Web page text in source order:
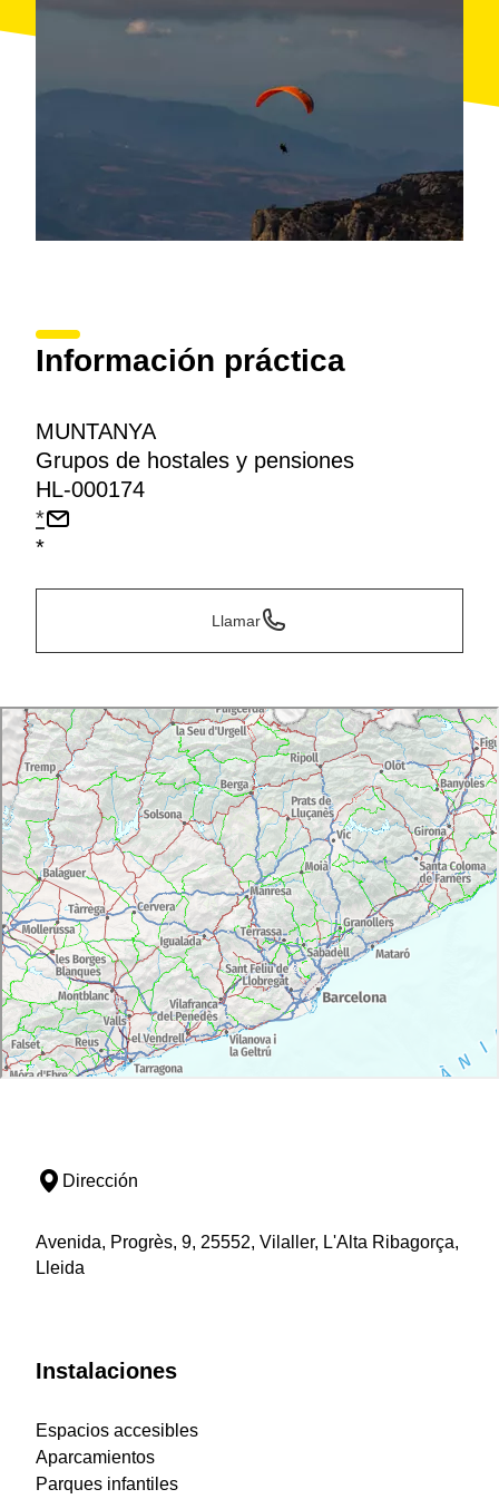
Información práctica
MUNTANYA
Grupos de hostales y pensiones
HL-000174
*
*
Llamar
Dirección
Avenida, Progrès, 9, 25552, Vilaller, L'Alta Ribagorça,
Lleida
Instalaciones
Espacios accesibles
Aparcamientos
Parques infantiles